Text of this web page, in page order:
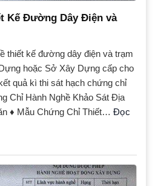
Kế Đường Dây Điện và
thiết kế đường dây điện và trạm
hoặc Sở Xây Dựng cấp cho
quả kì thi sát hạch chứng chỉ
Chỉ Hành Nghề Khảo Sát Địa
♦ Mẫu Chứng Chỉ Thiết… Đọc